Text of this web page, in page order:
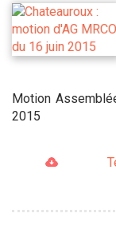
Motion
2015